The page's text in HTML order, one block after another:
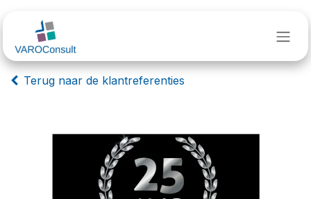
Terug naar de klantreferenties